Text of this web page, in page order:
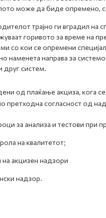
може да биде опремено,
трајно ги вградил на
горивото за време на
со кои се опремени
наменета направа за
друг систем.
од плаќање акциза, кога
претходна согласност од
за анализа и тестови при
на квалитетот;
на акцизен надзори
надзор.